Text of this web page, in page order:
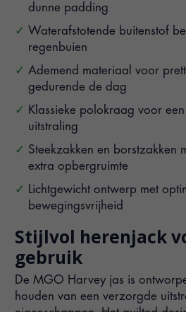
dunne padding
Waterafstotende buitenstof
regenbuien
Ademend materiaal voor
gedurende de dag
Klassieke polokraag voor
uitstraling
Steekzakken en borstzakken
extra opbergruimte
Lichtgewicht ontwerp met
bewegingsvrijheid
Stijlvol herenjack
gebruik
De MGO Harvey jas is
houden van een verzorgde